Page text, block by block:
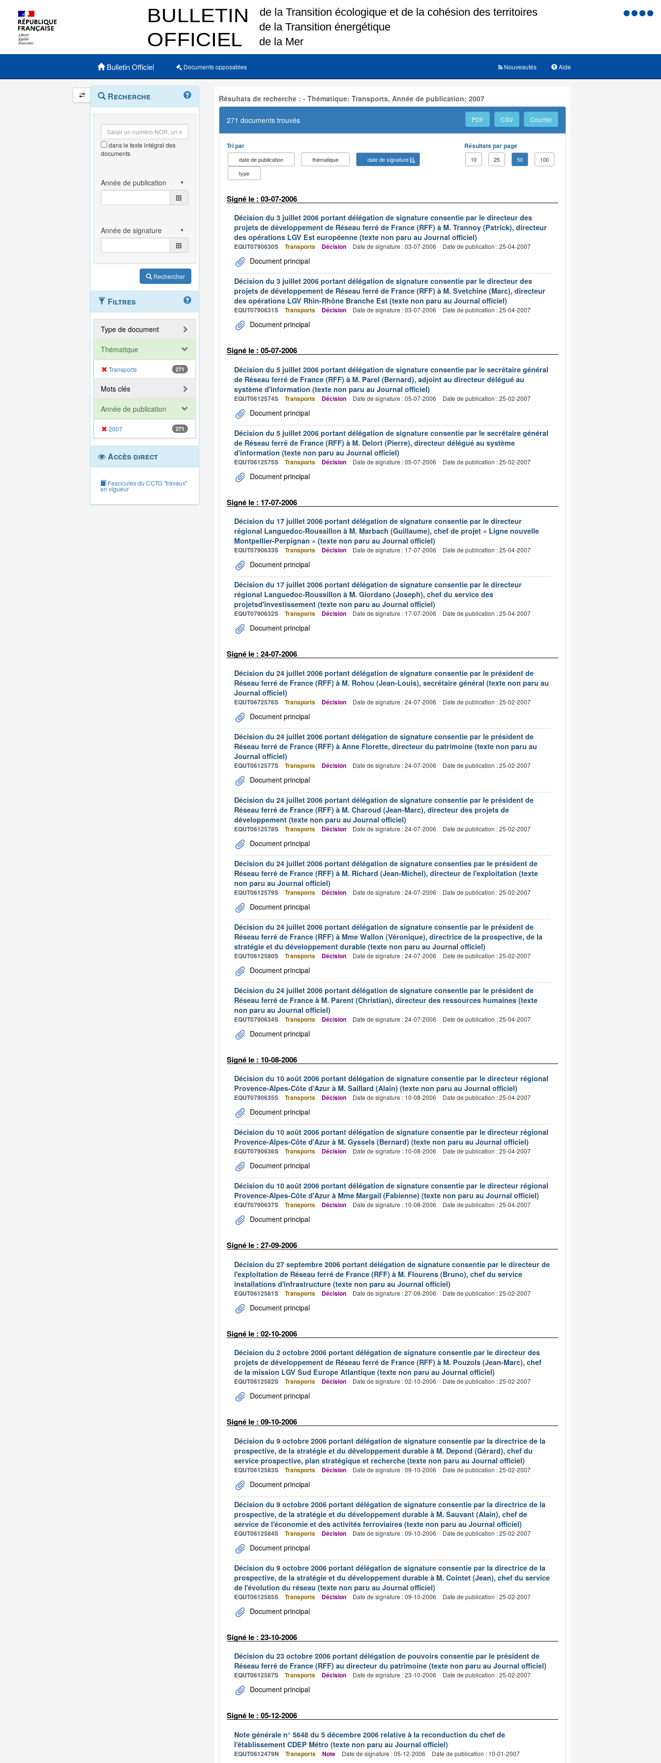
Menu
Menu principal
Bulletin Officiel Documents opposables Aide
Nouveautés
Navigation
et
outils
annexes
Menu
contextuel
Recherche
dans le texte intégral des
documents
Rechercher
Filtres
Type de document
Thématique
Transports 271
Mots clés
Année de publication
2007 271
Accès direct
Fascicules du CCTG "travaux"
en vigueur
Résultats de recherche : - Thématique: Transports, Année de publication: 2007
271 documents trouvés PDF CSV Courriel
Tri par
date de publication thématique
date de signature
type
Résultats par page
10 25 50 100
Signé le : 03-07-2006
Décision du 3 juillet 2006 portant délégation de signature consentie par le directeur des
projets de développement de Réseau ferré de France (RFF) à M. Trannoy (Patrick), directeur
des opérations LGV Est européenne (texte non paru au Journal officiel)
EQUT0790630S Transports Décision Date de signature : 03-07-2006 Date de publication : 25-04-2007
Document principal
Décision du 3 juillet 2006 portant délégation de signature consentie par le directeur des
projets de développement de Réseau ferré de France (RFF) à M. Svetchine (Marc), directeur
des opérations LGV Rhin-Rhône Branche Est (texte non paru au Journal officiel)
EQUT0790631S Transports Décision Date de signature : 03-07-2006 Date de publication : 25-04-2007
Document principal
Signé le : 05-07-2006
Décision du 5 juillet 2006 portant délégation de signature consentie par le secrétaire général
de Réseau ferré de France (RFF) à M. Parel (Bernard), adjoint au directeur délégué au
système d'information (texte non paru au Journal officiel)
EQUT0612574S Transports Décision Date de signature : 05-07-2006 Date de publication : 25-02-2007
Document principal
Décision du 5 juillet 2006 portant délégation de signature consentie par le secrétaire général
de Réseau ferré de France (RFF) à M. Delort (Pierre), directeur délégué au système
d'information (texte non paru au Journal officiel)
EQUT0612575S Transports Décision Date de signature : 05-07-2006 Date de publication : 25-02-2007
Document principal
Signé le : 17-07-2006
Décision du 17 juillet 2006 portant délégation de signature consentie par le directeur
régional Languedoc-Roussillon à M. Marbach (Guillaume), chef de projet « Ligne nouvelle
Montpellier-Perpignan » (texte non paru au Journal officiel)
EQUT0790633S Transports Décision Date de signature : 17-07-2006 Date de publication : 25-04-2007
Document principal
Décision du 17 juillet 2006 portant délégation de signature consentie par le directeur
régional Languedoc-Roussillon à M. Giordano (Joseph), chef du service des
projetsd'investissement (texte non paru au Journal officiel)
EQUT0790632S Transports Décision Date de signature : 17-07-2006 Date de publication : 25-04-2007
Document principal
Signé le : 24-07-2006
Décision du 24 juillet 2006 portant délégation de signature consentie par le président de
Réseau ferré de France (RFF) à M. Rohou (Jean-Louis), secrétaire général (texte non paru au
Journal officiel)
EQUT0672576S Transports Décision Date de signature : 24-07-2006 Date de publication : 25-02-2007
Document principal
Décision du 24 juillet 2006 portant délégation de signature consentie par le président de
Réseau ferré de France (RFF) à Anne Florette, directeur du patrimoine (texte non paru au
Journal officiel)
EQUT0612577S Transports Décision Date de signature : 24-07-2006 Date de publication : 25-02-2007
Document principal
Décision du 24 juillet 2006 portant délégation de signature consentie par le président de
Réseau ferré de France (RFF) à M. Charoud (Jean-Marc), directeur des projets de
développement (texte non paru au Journal officiel)
EQUT0612578S Transports Décision Date de signature : 24-07-2006 Date de publication : 25-02-2007
Document principal
Décision du 24 juillet 2006 portant délégation de signature consenties par le président de
Réseau ferré de France (RFF) à M. Richard (Jean-Michel), directeur de l'exploitation (texte
non paru au Journal officiel)
EQUT0612579S Transports Décision Date de signature : 24-07-2006 Date de publication : 25-02-2007
Document principal
Décision du 24 juillet 2006 portant délégation de signature consentie par le président de
Réseau ferré de France (RFF) à Mme Wallon (Véronique), directrice de la prospective, de la
stratégie et du développement durable (texte non paru au Journal officiel)
EQUT0612580S Transports Décision Date de signature : 24-07-2006 Date de publication : 25-02-2007
Document principal
Décision du 24 juillet 2006 portant délégation de signature consentie par le président de
Réseau ferré de France à M. Parent (Christian), directeur des ressources humaines (texte
non paru au Journal officiel)
EQUT0790634S Transports Décision Date de signature : 24-07-2006 Date de publication : 25-04-2007
Document principal
Signé le : 10-08-2006
Décision du 10 août 2006 portant délégation de signature consentie par le directeur régional
Provence-Alpes-Côte d'Azur à M. Saillard (Alain) (texte non paru au Journal officiel)
EQUT0790635S Transports Décision Date de signature : 10-08-2006 Date de publication : 25-04-2007
Document principal
Décision du 10 août 2006 portant délégation de signature consentie par le directeur régional
Provence-Alpes-Côte d'Azur à M. Gyssels (Bernard) (texte non paru au Journal officiel)
EQUT0790636S Transports Décision Date de signature : 10-08-2006 Date de publication : 25-04-2007
Document principal
Décision du 10 août 2006 portant délégation de signature consentie par le directeur régional
Provence-Alpes-Côte d'Azur à Mme Margail (Fabienne) (texte non paru au Journal officiel)
EQUT0790637S Transports Décision Date de signature : 10-08-2006 Date de publication : 25-04-2007
Document principal
Signé le : 27-09-2006
Décision du 27 septembre 2006 portant délégation de signature consentie par le directeur de
l'exploitation de Réseau ferré de France (RFF) à M. Flourens (Bruno), chef du service
installations d'infrastructure (texte non paru au Journal officiel)
EQUT0612581S Transports Décision Date de signature : 27-09-2006 Date de publication : 25-02-2007
Document principal
Signé le : 02-10-2006
Décision du 2 octobre 2006 portant délégation de signature consentie par le directeur des
projets de développement de Réseau ferré de France (RFF) à M. Pouzols (Jean-Marc), chef
de la mission LGV Sud Europe Atlantique (texte non paru au Journal officiel)
EQUT0612582S Transports Décision Date de signature : 02-10-2006 Date de publication : 25-02-2007
Document principal
Signé le : 09-10-2006
Décision du 9 octobre 2006 portant délégation de signature consentie par la directrice de la
prospective, de la stratégie et du développement durable à M. Depond (Gérard), chef du
service prospective, plan stratégique et recherche (texte non paru au Journal officiel)
EQUT0612583S Transports Décision Date de signature : 09-10-2006 Date de publication : 25-02-2007
Document principal
Décision du 9 octobre 2006 portant délégation de signature consentie par la directrice de la
prospective, de la stratégie et du développement durable à M. Sauvant (Alain), chef de
service de l'économie et des activités ferroviaires (texte non paru au Journal officiel)
EQUT0612584S Transports Décision Date de signature : 09-10-2006 Date de publication : 25-02-2007
Document principal
Décision du 9 octobre 2006 portant délégation de signature consentie par la directrice de la
prospective, de la stratégie et du développement durable à M. Cointet (Jean), chef du service
de l'évolution du réseau (texte non paru au Journal officiel)
EQUT0612585S Transports Décision Date de signature : 09-10-2006 Date de publication : 25-02-2007
Document principal
Signé le : 23-10-2006
Décision du 23 octobre 2006 portant délégation de pouvoirs consentie par le président de
Réseau ferré de France (RFF) au directeur du patrimoine (texte non paru au Journal officiel)
EQUT0612587S Transports Décision Date de signature : 23-10-2006 Date de publication : 25-02-2007
Document principal
Signé le : 05-12-2006
Note générale n° 5648 du 5 décembre 2006 relative à la reconduction du chef de
l'établissement CDEP Métro (texte non paru au Journal officiel)
EQUT0612479N Transports Note Date de signature : 05-12-2006 Date de publication : 10-01-2007